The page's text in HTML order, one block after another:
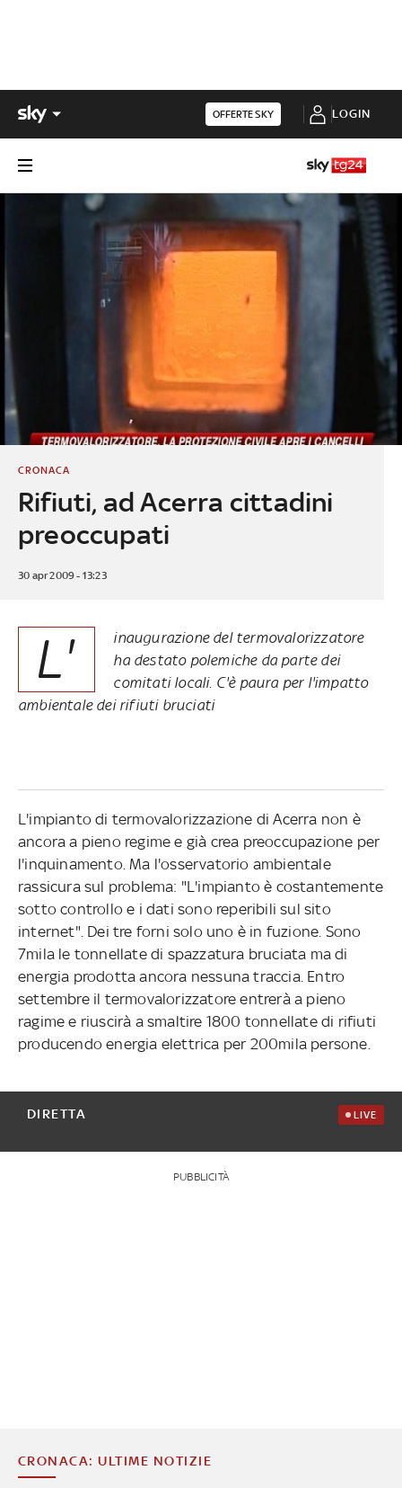
OFFERTE SKY LOGIN
Rifiuti, ad Acerra cittadini
preoccupati
CRONACA
30 apr 2009 - 13:23
L'
inaugurazione del termovalorizzatore
ha destato polemiche da parte dei
comitati locali. C'è paura per l'impatto
ambientale dei rifiuti bruciati
L'impianto di termovalorizzazione di Acerra non è
ancora a pieno regime e già crea preoccupazione per
l'inquinamento. Ma l'osservatorio ambientale
rassicura sul problema: "L'impianto è costantemente
sotto controllo e i dati sono reperibili sul sito
internet". Dei tre forni solo uno è in fuzione. Sono
7mila le tonnellate di spazzatura bruciata ma di
energia prodotta ancora nessuna traccia. Entro
settembre il termovalorizzatore entrerà a pieno
ragime e riuscirà a smaltire 1800 tonnellate di rifiuti
producendo energia elettrica per 200mila persone.
DIRETTA LIVE
PUBBLICITÀ
CRONACA: ULTIME NOTIZIE